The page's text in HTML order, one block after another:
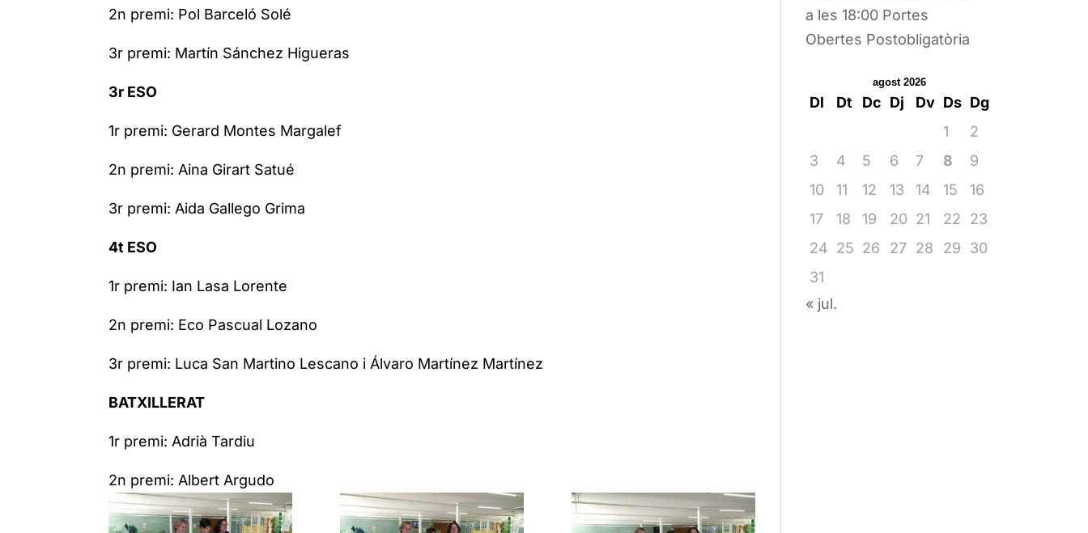
2n premi: Pol Barceló Solé
3r premi: Martín Sánchez Higueras
3r ESO
1r premi: Gerard Montes Margalef
2n premi: Aina Girart Satué
3r premi: Aida Gallego Grima
4t ESO
1r premi: Ian Lasa Lorente
2n premi: Eco Pascual Lozano
3r premi: Luca San Martino Lescano i Álvaro Martínez Martínez
BATXILLERAT
1r premi: Adrià Tardiu
2n premi: Albert Argudo
a les 18:00 Portes
Obertes Postobligatòria
agost 2026
Dl Dt Dc Dj Dv Ds Dg
1
2
3
4 5 6 7 8
9
10
11 12 13 14 15
16
17
18 19 20 21 22
23
24 25 26 27 28 29
30
31
« jul.